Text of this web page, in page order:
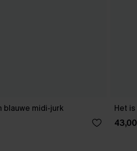
blauwe midi-jurk Het